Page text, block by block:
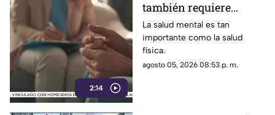
2:14
también requiere
atención
La salud mental es tan
importante como la salud
física.
agosto 05, 2026 08:53 p. m.